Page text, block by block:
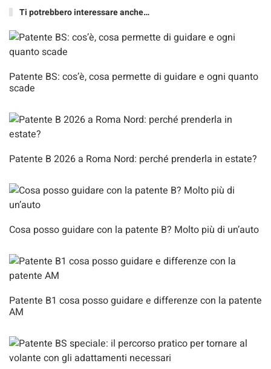
Ti potrebbero interessare anche…
Patente BS: cos’è, cosa permette di guidare e ogni quanto
scade
Patente B 2026 a Roma Nord: perché prenderla in estate?
Cosa posso guidare con la patente B? Molto più di un’auto
Patente B1 cosa posso guidare e differenze con la patente
AM